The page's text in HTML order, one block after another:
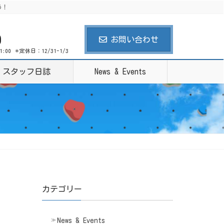
＊定休日：12/31-1/3
お問い合わせ
スタッフ日誌 News & Events
カテゴリー
News & Events